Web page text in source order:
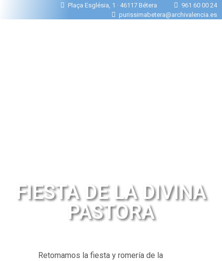
Plaça Església, 1 · 46117 Bétera
961 60 00 24
purissimabetera@archivalencia.es
FIESTA DE LA DIVINA
PASTORA
Retomamos la fiesta y romería de la